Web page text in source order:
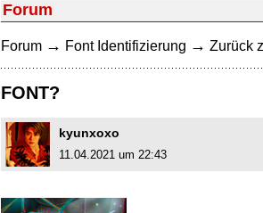
Forum
Forum → Font Identifizierung → Zurück
FONT?
kyunxoxo
11.04.2021 um 22:43